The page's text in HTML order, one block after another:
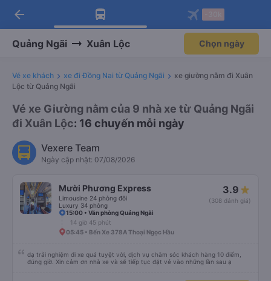
Tải app Vexere ngay!
Nhận ưu đãi thành viên độc
Mở app
Tải app Vexere
-30k/ghế khi đặt vé máy bay qua
Mở app
arrow_back
Quảng Ngãi Xuân Lộc Chọn ngày
Vé xe khách xe đi Đồng Nai từ Quảng Ngãi
xe giường nằm đi Xuân
Lộc từ Quảng Ngãi
Vé xe Giường nằm của 9 nhà xe từ Quảng Ngãi
đi Xuân Lộc: 16 chuyến mỗi ngày
Vexere Team
Ngày cập nhật: 07/08/2026
Mười Phương Express
Limousine 24 phòng đôi
Luxury 34 phòng
3.9
(308 đánh giá)
15:00 • Văn phòng Quảng Ngãi
14 giờ 45 phút
05:45 • Bến Xe 378A Thoại Ngọc Hầu
dạ trải nghiệm đi xe quá tuyệt vời, dịch vụ chăm sóc khách hàng 10 điểm,
đúng giờ. Xin cảm ơn nhà xe và sẽ tiếp tục đặt vé vào những lần sau ạ